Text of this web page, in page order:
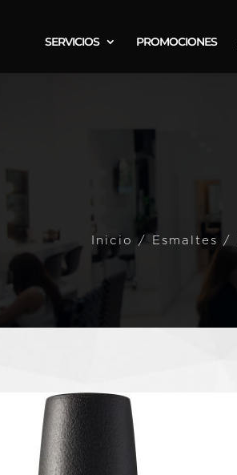
SERVICIOS PROMOCIONES
Inicio / Esmaltes /